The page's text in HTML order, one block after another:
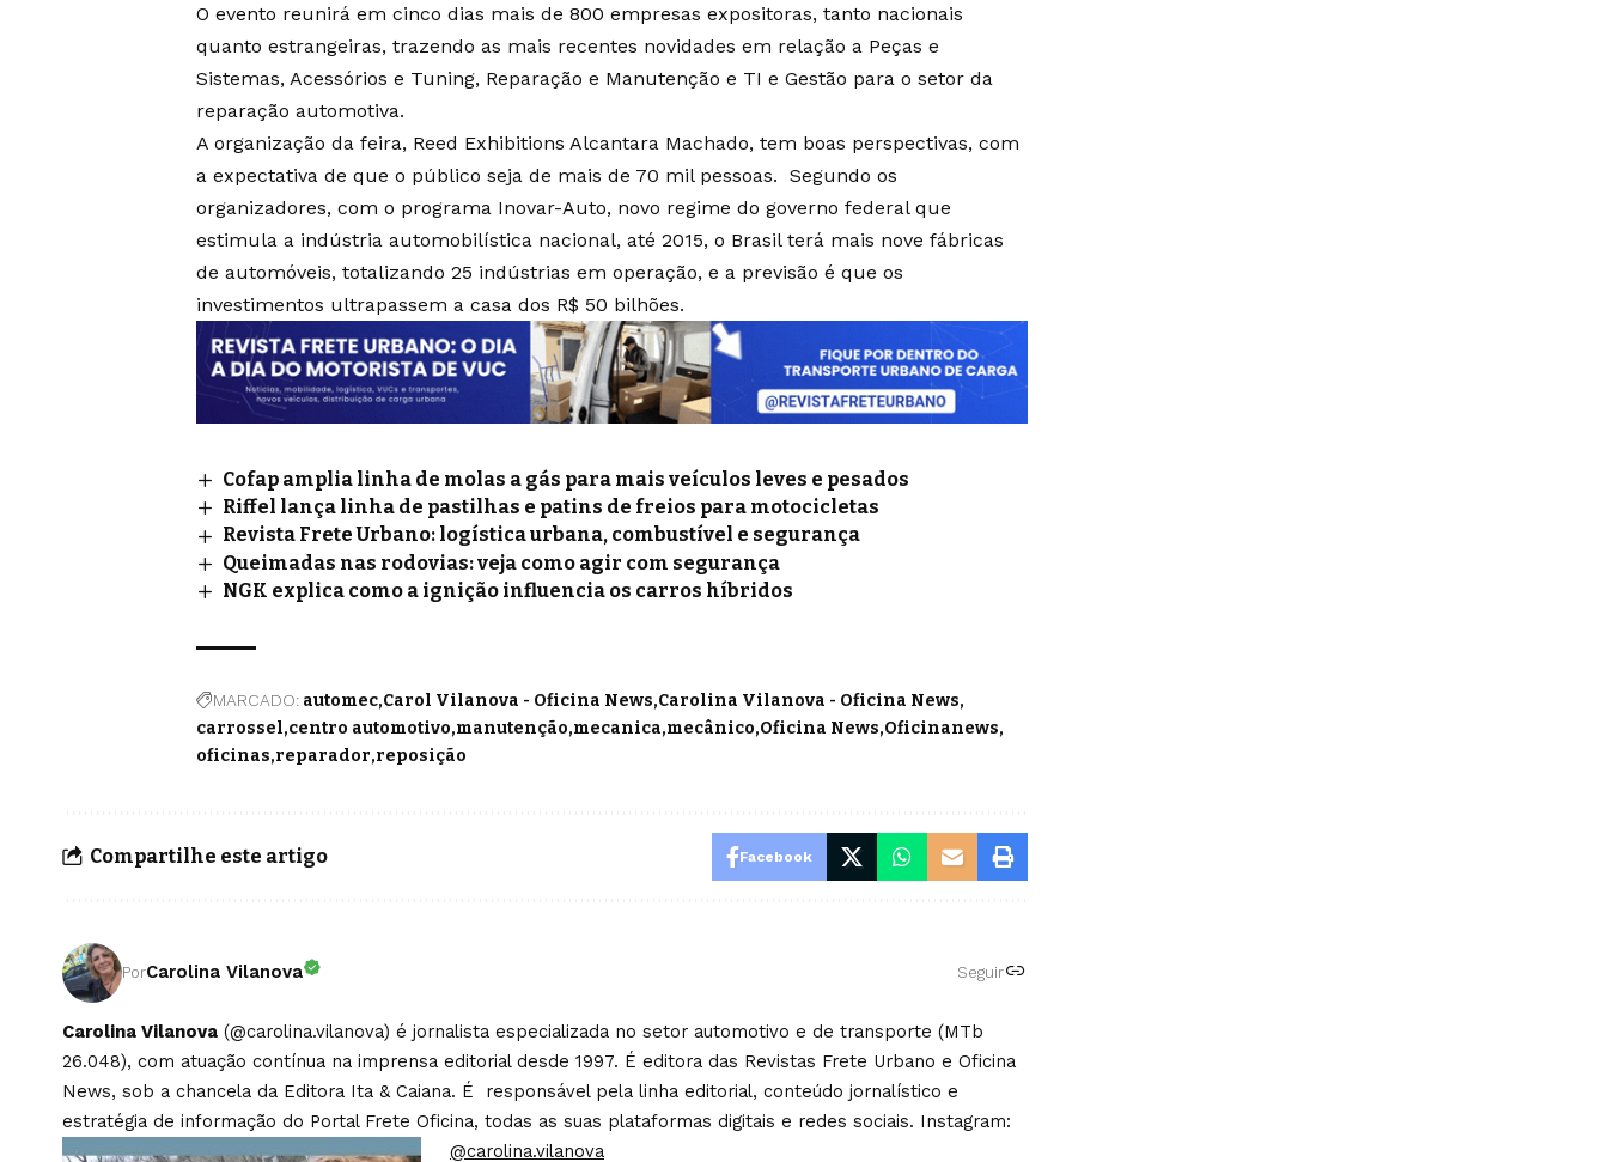
O evento reunirá em cinco dias mais de 800 empresas expositoras, tanto nacionais
quanto estrangeiras, trazendo as mais recentes novidades em relação a Peças e
Sistemas, Acessórios e Tuning, Reparação e Manutenção e TI e Gestão para o setor da
reparação automotiva.
A organização da feira, Reed Exhibitions Alcantara Machado, tem boas perspectivas, com
a expectativa de que o público seja de mais de 70 mil pessoas. Segundo os
organizadores, com o programa Inovar-Auto, novo regime do governo federal que
estimula a indústria automobilística nacional, até 2015, o Brasil terá mais nove fábricas
de automóveis, totalizando 25 indústrias em operação, e a previsão é que os
investimentos ultrapassem a casa dos R$ 50 bilhões.
Cofap amplia linha de molas a gás para mais veículos leves e pesados
Riffel lança linha de pastilhas e patins de freios para motocicletas
Revista Frete Urbano: logística urbana, combustível e segurança
Queimadas nas rodovias: veja como agir com segurança
NGK explica como a ignição influencia os carros híbridos
MARCADO: automec Carol Vilanova - Oficina News Carolina Vilanova - Oficina News
carrossel centro automotivo manutenção mecanica mecânico Oficina News Oficinanews
oficinas reparador reposição
Compartilhe este artigo Facebook
PorCarolina Vilanova Seguir
Carolina Vilanova (@carolina.vilanova) é jornalista especializada no setor automotivo e de transporte (MTb
26.048), com atuação contínua na imprensa editorial desde 1997. É editora das Revistas Frete Urbano e Oficina
News, sob a chancela da Editora Ita & Caiana. É responsável pela linha editorial, conteúdo jornalístico e
estratégia de informação do Portal Frete Oficina, todas as suas plataformas digitais e redes sociais. Instagram:
@carolina.vilanova